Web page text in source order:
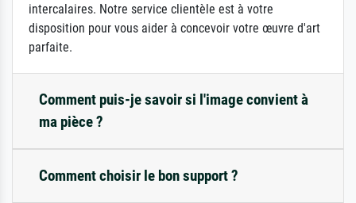
intercalaires. Notre service clientèle est à votre
disposition pour vous aider à concevoir votre œuvre d'art
parfaite.
Comment puis-je savoir si l'image convient à
ma pièce ?
Comment choisir le bon support ?